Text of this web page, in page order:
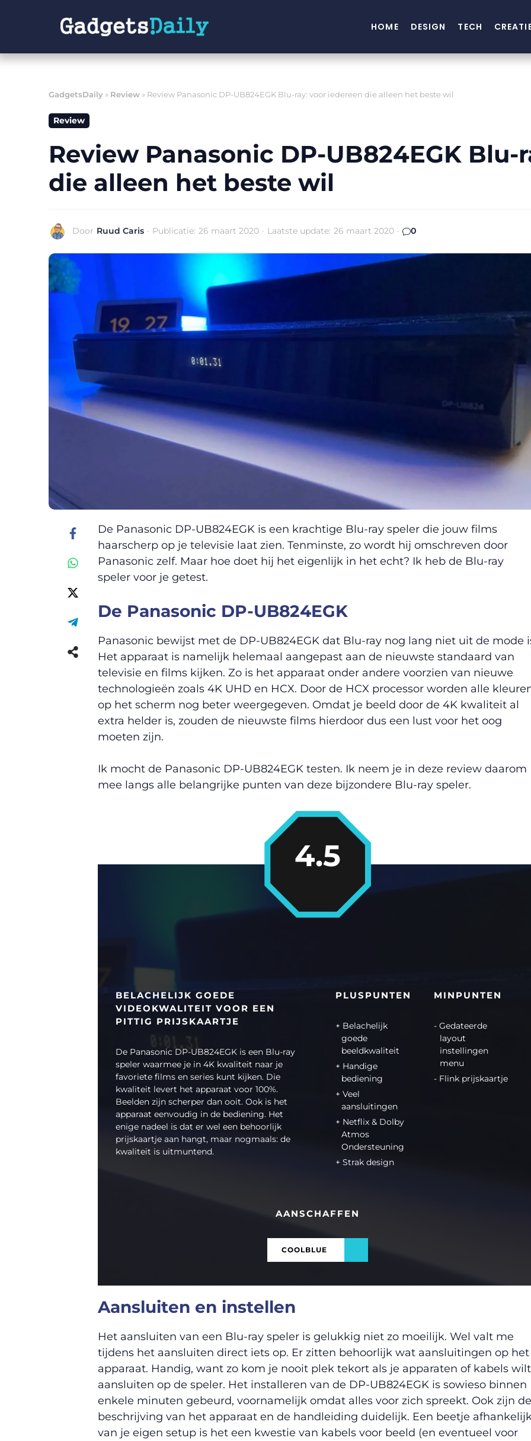
inhoud
HOME DESIGN TECH
GadgetsDaily » Review » Review Panasonic DP-UB824EGK Blu-ray: voor iedereen die alleen het beste wil
Review
Review Panasonic DP-UB824EGK
die alleen het beste wil
Door Ruud Caris · Publicatie: 26 maart 2020 · Laatste update: 26 maart 2020 · 0
De Panasonic DP-UB824EGK is een krachtige Blu-ray speler die jouw films
haarscherp op je televisie laat zien. Tenminste, zo wordt hij omschreven door
Panasonic zelf. Maar hoe doet hij het eigenlijk in het echt? Ik heb de Blu-ray
speler voor je getest.
De Panasonic DP-UB824EGK
Panasonic bewijst met de DP-UB824EGK dat Blu-ray nog lang niet uit de mode
Het apparaat is namelijk helemaal aangepast aan de nieuwste standaard van
televisie en films kijken. Zo is het apparaat onder andere voorzien van nieuwe
technologieën zoals 4K UHD en HCX. Door de HCX processor worden alle
op het scherm nog beter weergegeven. Omdat je beeld door de 4K kwaliteit al
extra helder is, zouden de nieuwste films hierdoor dus een lust voor het oog
moeten zijn.
Ik mocht de Panasonic DP-UB824EGK testen. Ik neem je in deze review daarom
mee langs alle belangrijke punten van deze bijzondere Blu-ray speler.
BELACHELIJK GOEDE
VIDEOKWALITEIT VOOR EEN
PITTIG PRIJSKAARTJE
De Panasonic DP-UB824EGK is een Blu-ray
speler waarmee je in 4K kwaliteit naar je
favoriete films en series kunt kijken. Die
kwaliteit levert het apparaat voor 100%.
Beelden zijn scherper dan ooit. Ook is het
apparaat eenvoudig in de bediening. Het
enige nadeel is dat er wel een behoorlijk
prijskaartje aan hangt, maar nogmaals: de
kwaliteit is uitmuntend.
PLUSPUNTEN
Belachelijk
goede
beeldkwaliteit
Handige
bediening
Veel
aansluitingen
Netflix & Dolby
Atmos
Ondersteuning
Strak design
MINPUNTEN
Gedateerde
layout
instellingen
menu
Flink prijskaartje
4.5
AANSCHAFFEN
COOLBLUE
Aansluiten en instellen
Het aansluiten van een Blu-ray speler is gelukkig niet zo moeilijk. Wel valt me
tijdens het aansluiten direct iets op. Er zitten behoorlijk wat aansluitingen op het
apparaat. Handig, want zo kom je nooit plek tekort als je apparaten of kabels wilt
aansluiten op de speler. Het installeren van de DP-UB824EGK is sowieso binnen
enkele minuten gebeurd, voornamelijk omdat alles voor zich spreekt. Ook zijn de
beschrijving van het apparaat en de handleiding duidelijk. Een beetje
van je eigen setup is het een kwestie van kabels voor beeld (en eventueel voor